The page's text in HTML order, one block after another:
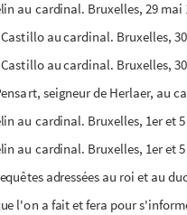
au cardinal. Bruxelles, 29 mai
Castillo au cardinal. Bruxelles,
Castillo au cardinal. Bruxelles,
seigneur de Herlaer, au
au cardinal. Bruxelles, 1er et
au cardinal. Bruxelles, 1er et
adressées au roi et au
l'on a fait et fera pour